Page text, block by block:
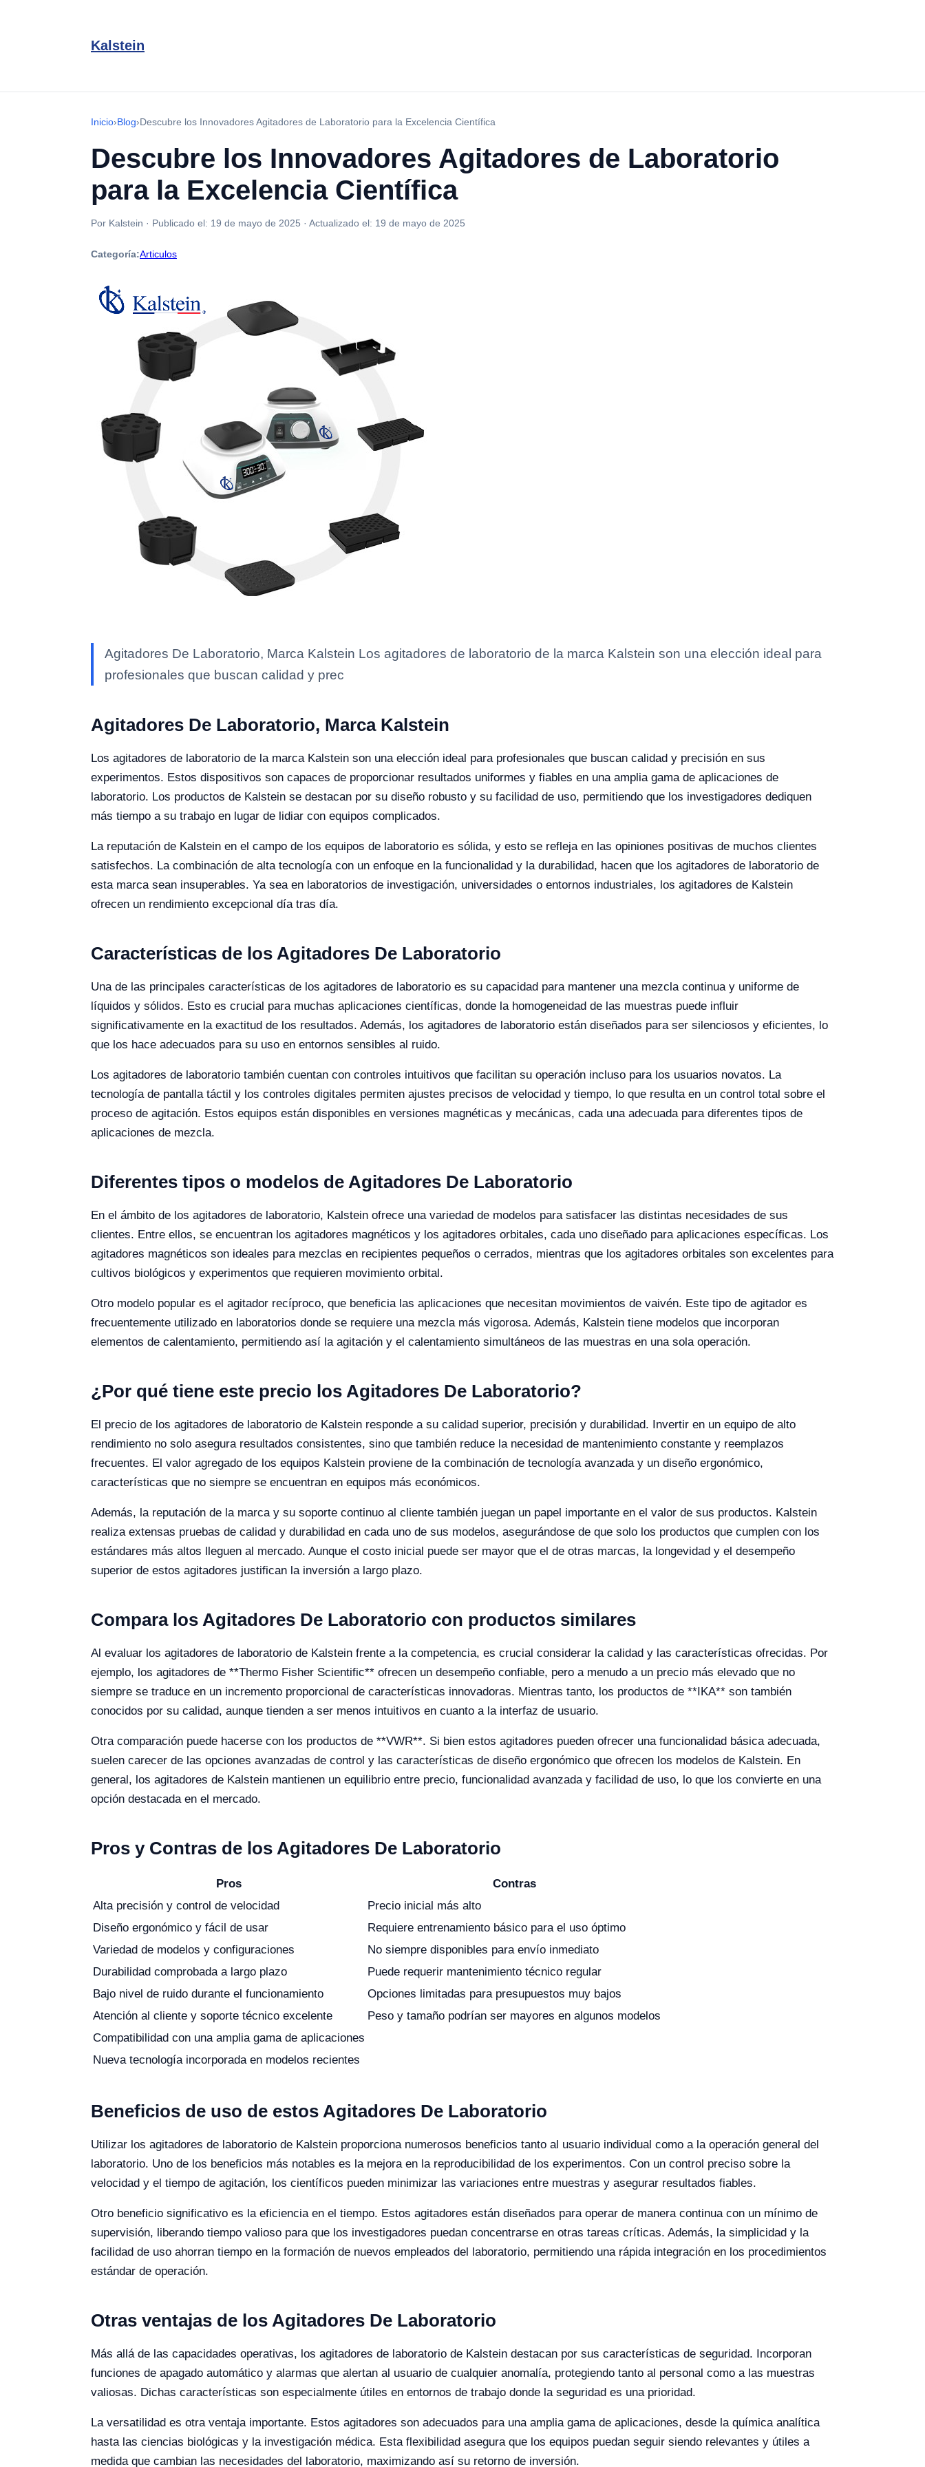
Kalstein
Inicio›Blog›Descubre los Innovadores Agitadores de Laboratorio para la Excelencia Científica
Descubre los Innovadores Agitadores de Laboratorio
para la Excelencia Científica
Por Kalstein · Publicado el: 19 de mayo de 2025 · Actualizado el: 19 de mayo de 2025
Categoría:Articulos
Agitadores De Laboratorio, Marca Kalstein Los agitadores de laboratorio de la marca Kalstein son una elección ideal para
profesionales que buscan calidad y prec
Agitadores De Laboratorio, Marca Kalstein
Los agitadores de laboratorio de la marca Kalstein son una elección ideal para profesionales que buscan calidad y precisión en sus
experimentos. Estos dispositivos son capaces de proporcionar resultados uniformes y fiables en una amplia gama de aplicaciones de
laboratorio. Los productos de Kalstein se destacan por su diseño robusto y su facilidad de uso, permitiendo que los investigadores dediquen
más tiempo a su trabajo en lugar de lidiar con equipos complicados.
La reputación de Kalstein en el campo de los equipos de laboratorio es sólida, y esto se refleja en las opiniones positivas de muchos clientes
satisfechos. La combinación de alta tecnología con un enfoque en la funcionalidad y la durabilidad, hacen que los agitadores de laboratorio de
esta marca sean insuperables. Ya sea en laboratorios de investigación, universidades o entornos industriales, los agitadores de Kalstein
ofrecen un rendimiento excepcional día tras día.
Características de los Agitadores De Laboratorio
Una de las principales características de los agitadores de laboratorio es su capacidad para mantener una mezcla continua y uniforme de
líquidos y sólidos. Esto es crucial para muchas aplicaciones científicas, donde la homogeneidad de las muestras puede influir
significativamente en la exactitud de los resultados. Además, los agitadores de laboratorio están diseñados para ser silenciosos y eficientes, lo
que los hace adecuados para su uso en entornos sensibles al ruido.
Los agitadores de laboratorio también cuentan con controles intuitivos que facilitan su operación incluso para los usuarios novatos. La
tecnología de pantalla táctil y los controles digitales permiten ajustes precisos de velocidad y tiempo, lo que resulta en un control total sobre el
proceso de agitación. Estos equipos están disponibles en versiones magnéticas y mecánicas, cada una adecuada para diferentes tipos de
aplicaciones de mezcla.
Diferentes tipos o modelos de Agitadores De Laboratorio
En el ámbito de los agitadores de laboratorio, Kalstein ofrece una variedad de modelos para satisfacer las distintas necesidades de sus
clientes. Entre ellos, se encuentran los agitadores magnéticos y los agitadores orbitales, cada uno diseñado para aplicaciones específicas. Los
agitadores magnéticos son ideales para mezclas en recipientes pequeños o cerrados, mientras que los agitadores orbitales son excelentes para
cultivos biológicos y experimentos que requieren movimiento orbital.
Otro modelo popular es el agitador recíproco, que beneficia las aplicaciones que necesitan movimientos de vaivén. Este tipo de agitador es
frecuentemente utilizado en laboratorios donde se requiere una mezcla más vigorosa. Además, Kalstein tiene modelos que incorporan
elementos de calentamiento, permitiendo así la agitación y el calentamiento simultáneos de las muestras en una sola operación.
¿Por qué tiene este precio los Agitadores De Laboratorio?
El precio de los agitadores de laboratorio de Kalstein responde a su calidad superior, precisión y durabilidad. Invertir en un equipo de alto
rendimiento no solo asegura resultados consistentes, sino que también reduce la necesidad de mantenimiento constante y reemplazos
frecuentes. El valor agregado de los equipos Kalstein proviene de la combinación de tecnología avanzada y un diseño ergonómico,
características que no siempre se encuentran en equipos más económicos.
Además, la reputación de la marca y su soporte continuo al cliente también juegan un papel importante en el valor de sus productos. Kalstein
realiza extensas pruebas de calidad y durabilidad en cada uno de sus modelos, asegurándose de que solo los productos que cumplen con los
estándares más altos lleguen al mercado. Aunque el costo inicial puede ser mayor que el de otras marcas, la longevidad y el desempeño
superior de estos agitadores justifican la inversión a largo plazo.
Compara los Agitadores De Laboratorio con productos similares
Al evaluar los agitadores de laboratorio de Kalstein frente a la competencia, es crucial considerar la calidad y las características ofrecidas. Por
ejemplo, los agitadores de **Thermo Fisher Scientific** ofrecen un desempeño confiable, pero a menudo a un precio más elevado que no
siempre se traduce en un incremento proporcional de características innovadoras. Mientras tanto, los productos de **IKA** son también
conocidos por su calidad, aunque tienden a ser menos intuitivos en cuanto a la interfaz de usuario.
Otra comparación puede hacerse con los productos de **VWR**. Si bien estos agitadores pueden ofrecer una funcionalidad básica adecuada,
suelen carecer de las opciones avanzadas de control y las características de diseño ergonómico que ofrecen los modelos de Kalstein. En
general, los agitadores de Kalstein mantienen un equilibrio entre precio, funcionalidad avanzada y facilidad de uso, lo que los convierte en una
opción destacada en el mercado.
Pros y Contras de los Agitadores De Laboratorio
Pros
Contras
Alta precisión y control de velocidad
Precio inicial más alto
Diseño ergonómico y fácil de usar
Requiere entrenamiento básico para el uso óptimo
Variedad de modelos y configuraciones
No siempre disponibles para envío inmediato
Durabilidad comprobada a largo plazo
Puede requerir mantenimiento técnico regular
Bajo nivel de ruido durante el funcionamiento
Opciones limitadas para presupuestos muy bajos
Atención al cliente y soporte técnico excelente
Peso y tamaño podrían ser mayores en algunos modelos
Compatibilidad con una amplia gama de aplicaciones
Nueva tecnología incorporada en modelos recientes
Beneficios de uso de estos Agitadores De Laboratorio
Utilizar los agitadores de laboratorio de Kalstein proporciona numerosos beneficios tanto al usuario individual como a la operación general del
laboratorio. Uno de los beneficios más notables es la mejora en la reproducibilidad de los experimentos. Con un control preciso sobre la
velocidad y el tiempo de agitación, los científicos pueden minimizar las variaciones entre muestras y asegurar resultados fiables.
Otro beneficio significativo es la eficiencia en el tiempo. Estos agitadores están diseñados para operar de manera continua con un mínimo de
supervisión, liberando tiempo valioso para que los investigadores puedan concentrarse en otras tareas críticas. Además, la simplicidad y la
facilidad de uso ahorran tiempo en la formación de nuevos empleados del laboratorio, permitiendo una rápida integración en los procedimientos
estándar de operación.
Otras ventajas de los Agitadores De Laboratorio
Más allá de las capacidades operativas, los agitadores de laboratorio de Kalstein destacan por sus características de seguridad. Incorporan
funciones de apagado automático y alarmas que alertan al usuario de cualquier anomalía, protegiendo tanto al personal como a las muestras
valiosas. Dichas características son especialmente útiles en entornos de trabajo donde la seguridad es una prioridad.
La versatilidad es otra ventaja importante. Estos agitadores son adecuados para una amplia gama de aplicaciones, desde la química analítica
hasta las ciencias biológicas y la investigación médica. Esta flexibilidad asegura que los equipos puedan seguir siendo relevantes y útiles a
medida que cambian las necesidades del laboratorio, maximizando así su retorno de inversión.